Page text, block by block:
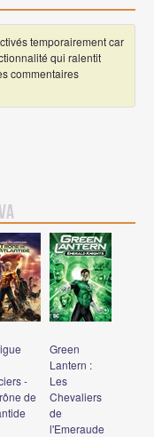
temporairement car
qui ralentit
commentaires
-
de
Green
Lantern :
Les
Chevaliers
de
l'Emeraude